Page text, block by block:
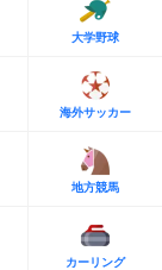
大学野球
海外サッカー
地方競馬
カーリング